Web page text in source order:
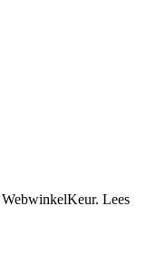
WebwinkelKeur. Lees